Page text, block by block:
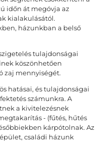
időn át megóvja az
kialakulásától.
házunkban a belső
tulajdonságai
köszönhetően
zaj mennyiségét.
hatásai, és tulajdonságai
számunkra. A
a kivitelezésnek
- (fűtés, hűtés
kárpótolnak. Az
családi házunk